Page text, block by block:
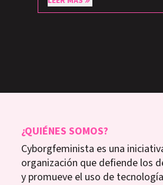
¿QUIÉNES SOMOS?
Cyborgfeminista es una
organización que defiende los
y promueve el uso de